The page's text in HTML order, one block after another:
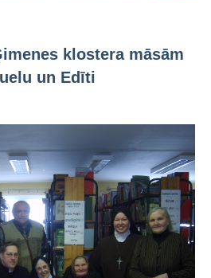
klostera māsām
un Edīti